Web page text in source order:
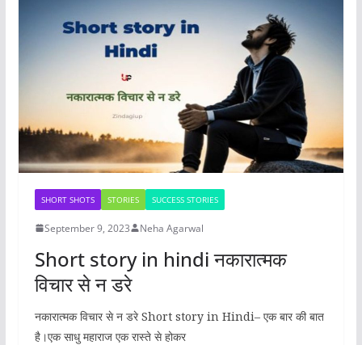
o
o
k
o
n
SHORT SHOTS STORIES SUCCESS STORIES
September 9, 2023 Neha Agarwal
Short story in hindi नकारात्मक
विचार से न डरे
नकारात्मक विचार से न डरे Short story in Hindi– एक बार की बात
है।एक साधु महाराज एक रास्ते से होकर